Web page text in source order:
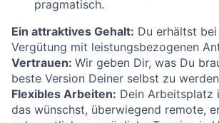
pragmatisch.
Ein attraktives Gehalt: Du erhältst
Vergütung mit leistungsbezogenen
Vertrauen: Wir geben Dir, was Du
beste Version Deiner selbst zu
Flexibles Arbeiten: Dein Arbeitsplatz
das wünschst, überwiegend remote,